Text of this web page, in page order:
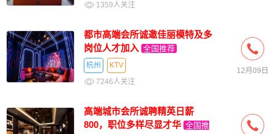
1359人关注
都市高端会所诚邀佳丽模特及多
岗位人才加入 全国推荐
杭州
KTV
7246人关注
12月09日
高端城市会所诚聘精英日薪
800，职位多样尽显才华 全国推